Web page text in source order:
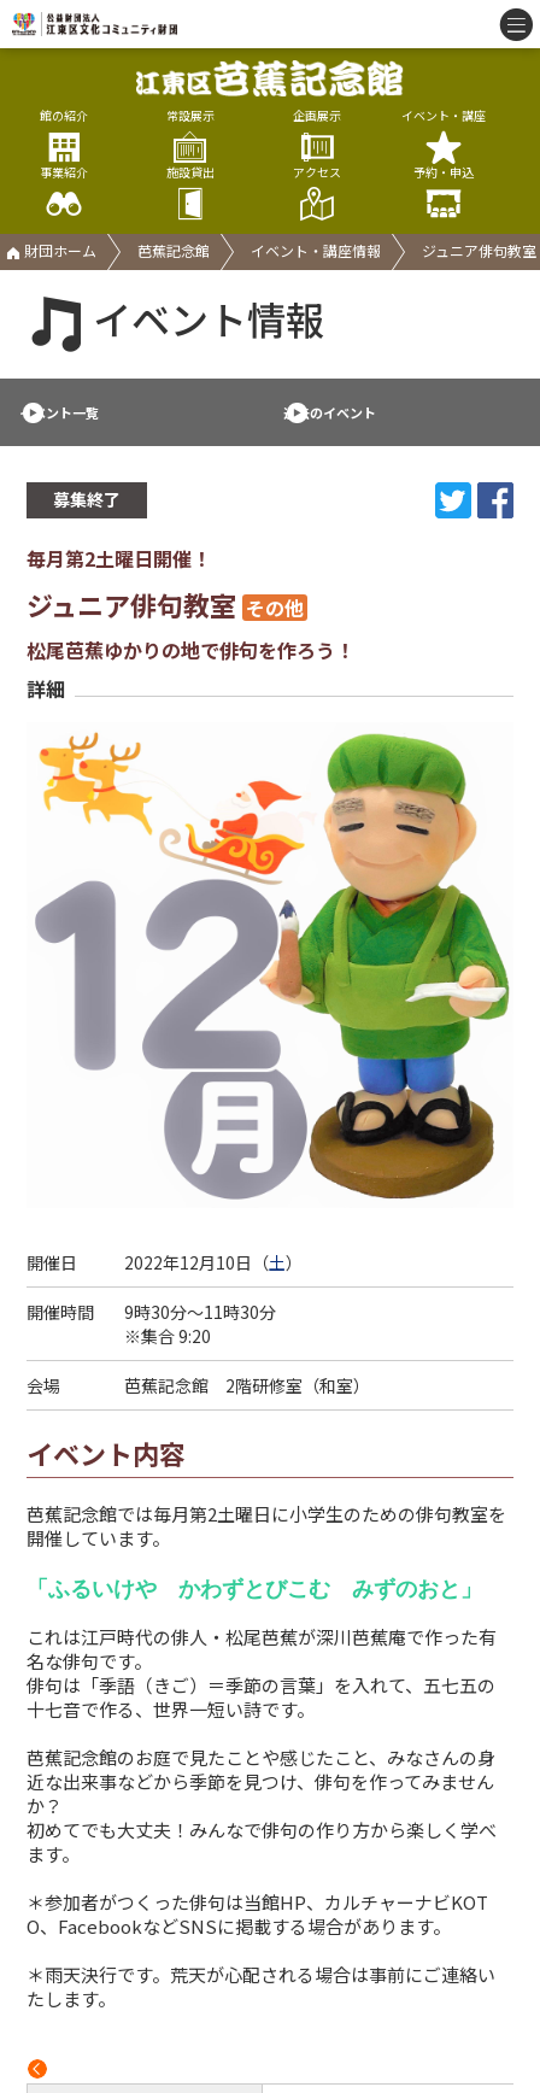
館の紹介 常設展示 企画展示 イベント・講座
事業紹介 施設貸出 アクセス 予約・申込
財団ホーム 芭蕉記念館 イベント・講座情報 ジュニア俳句教室
イベント情報
イベント一覧 過去のイベント
募集終了
毎月第2土曜日開催！
ジュニア俳句教室 その他
松尾芭蕉ゆかりの地で俳句を作ろう！
詳細
開催日 2022年12月10日（土）
開催時間
9時30分～11時30分
※集合 9:20
会場 芭蕉記念館 2階研修室（和室）
イベント内容
芭蕉記念館では毎月第2土曜日に小学生のための俳句教室を
開催しています。
「ふるいけや かわずとびこむ みずのおと」
これは江戸時代の俳人・松尾芭蕉が深川芭蕉庵で作った有
名な俳句です。
俳句は「季語（きご）＝季節の言葉」を入れて、五七五の
十七音で作る、世界一短い詩です。
芭蕉記念館のお庭で見たことや感じたこと、みなさんの身
近な出来事などから季節を見つけ、俳句を作ってみません
か？
初めてでも大丈夫！みんなで俳句の作り方から楽しく学べ
ます。
＊参加者がつくった俳句は当館HP、カルチャーナビKOT
O、FacebookなどSNSに掲載する場合があります。
＊雨天決行です。荒天が心配される場合は事前にご連絡い
たします。